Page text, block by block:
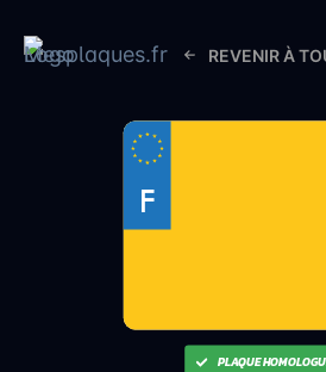
REVENIR À
F
PLAQUE